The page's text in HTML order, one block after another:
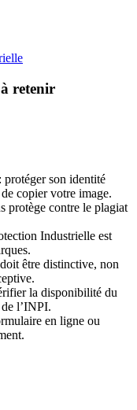
retenir
: protéger son identité
copier votre image.
protège contre le plagiat
Industrielle est
être distinctive, non
la disponibilité du
l’INPI.
en ligne ou